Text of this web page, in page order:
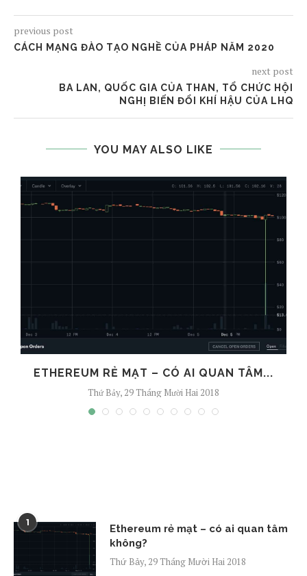
previous post
CÁCH MẠNG ĐÀO TẠO NGHỀ CỦA PHÁP NĂM 2020
next post
BA LAN, QUỐC GIA CỦA THAN, TỔ CHỨC HỘI
NGHỊ BIẾN ĐỔI KHÍ HẬU CỦA LHQ
YOU MAY ALSO LIKE
ETHEREUM RẺ MẠT – CÓ AI QUAN TÂM...
Thứ Bảy, 29 Tháng Mười Hai 2018
1
Ethereum rẻ mạt – có ai quan tâm
không?
Thứ Bảy, 29 Tháng Mười Hai 2018